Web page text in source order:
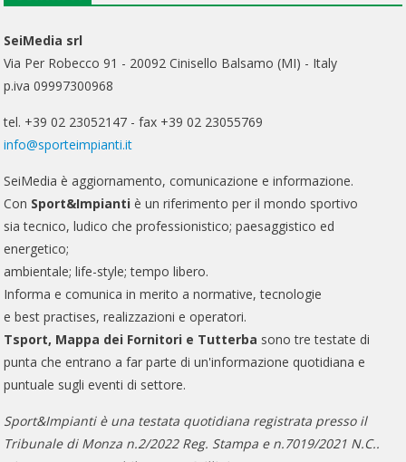
SeiMedia srl
Via Per Robecco 91 - 20092 Cinisello Balsamo (MI) - Italy
p.iva 09997300968
tel. +39 02 23052147 - fax +39 02 23055769
info@sporteimpianti.it
SeiMedia è aggiornamento, comunicazione e informazione.
Con Sport&Impianti è un riferimento per il mondo sportivo
sia tecnico, ludico che professionistico; paesaggistico ed
energetico;
ambientale; life-style; tempo libero.
Informa e comunica in merito a normative, tecnologie
e best practises, realizzazioni e operatori.
Tsport, Mappa dei Fornitori e Tutterba sono tre testate di
punta che entrano a far parte di un'informazione quotidiana e
puntuale sugli eventi di settore.
Sport&Impianti è una testata quotidiana registrata presso il
Tribunale di Monza n.2/2022 Reg. Stampa e n.7019/2021 N.C..